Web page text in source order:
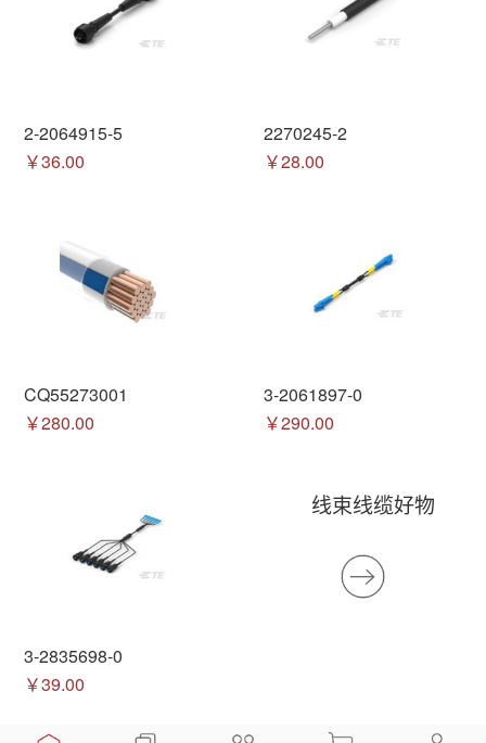
2-2064915-5
￥36.00
2270245-2
￥28.00
CQ55273001
￥280.00
3-2061897-0
￥290.00
3-2835698-0
￥39.00
线束线缆好物